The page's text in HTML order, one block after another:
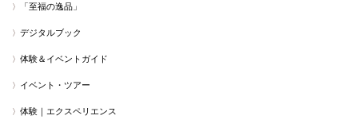
「至福の逸品」
デジタルブック
体験＆イベントガイド
イベント・ツアー
体験｜エクスペリエンス